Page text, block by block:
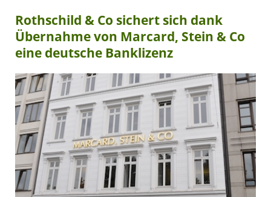
Rothschild & Co sichert sich dank
Übernahme von Marcard, Stein & Co
eine deutsche Banklizenz